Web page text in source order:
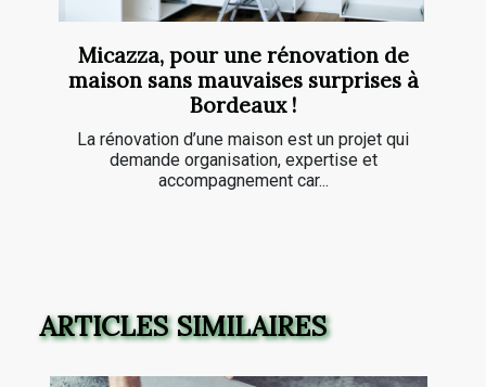
Micazza, pour une rénovation de
maison sans mauvaises surprises à
Bordeaux !
La rénovation d’une maison est un projet qui
demande organisation, expertise et
accompagnement car...
ARTICLES SIMILAIRES